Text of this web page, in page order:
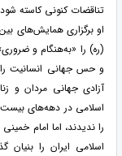
تناقضات کنونی کاسته
او برگزاری همایش‌های
(ره) را «به‌هنگام و
و حس جهانی انسانیت
آزادی جهانی مردان و
اسلامی در دهه‌های
را ندیدند، اما امام
اسلامی ایران را